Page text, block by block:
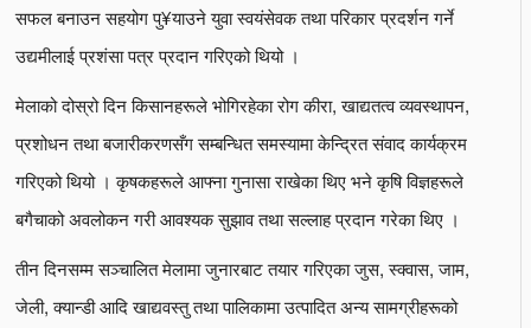
सफल बनाउन सहयोग पु¥याउने युवा स्वयंसेवक तथा परिकार प्रदर्शन गर्ने
उद्यमीलाई प्रशंसा पत्र प्रदान गरिएको थियो ।
मेलाको दोस्रो दिन किसानहरूले भोगिरहेका रोग कीरा, खाद्यतत्व व्यवस्थापन,
प्रशोधन तथा बजारीकरणसँग सम्बन्धित समस्यामा केन्द्रित संवाद कार्यक्रम
गरिएको थियो । कृषकहरूले आफ्ना गुनासा राखेका थिए भने कृषि विज्ञहरूले
बगैचाको अवलोकन गरी आवश्यक सुझाव तथा सल्लाह प्रदान गरेका थिए ।
तीन दिनसम्म सञ्चालित मेलामा जुनारबाट तयार गरिएका जुस, स्क्वास, जाम,
जेली, क्यान्डी आदि खाद्यवस्तु तथा पालिकामा उत्पादित अन्य सामग्रीहरूको